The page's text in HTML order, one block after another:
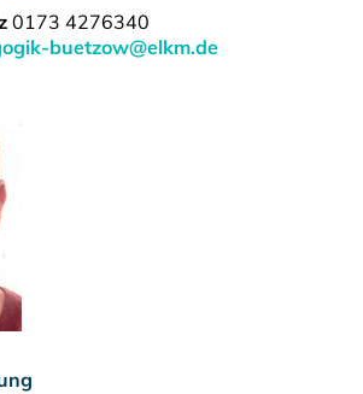
0173 4276340
buetzow@elkm.de